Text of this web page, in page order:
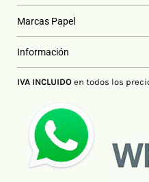
Marcas Papel
Información
IVA INCLUIDO en todos los